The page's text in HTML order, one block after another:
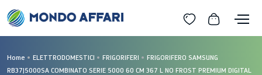
Home ELETTRODOMESTICI FRIGORIFERI
FRIGORIFERO SAMSUNG
RB37J5000SA COMBINATO SERIE 5000 60 CM 367 L NO FROST PREMIUM DIGITAL